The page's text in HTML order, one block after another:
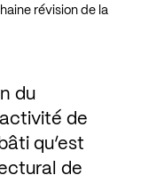
révision de la
du
de
qu’est
de